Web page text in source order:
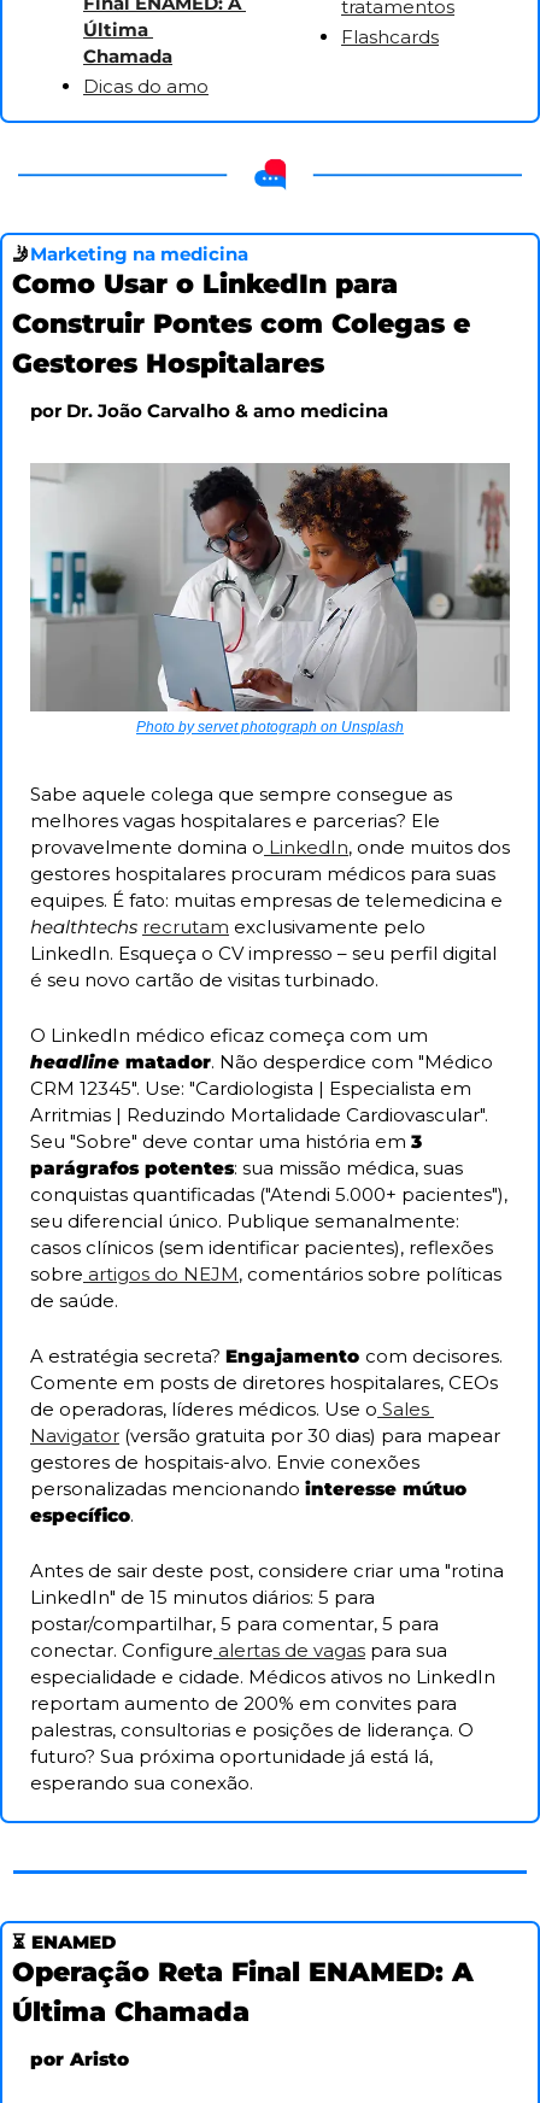
Última
Chamada
Dicas do amo
tratamentos
Flashcards
🤳Marketing na medicina
Como Usar o LinkedIn para
Construir Pontes com Colegas e
Gestores Hospitalares
por Dr. João Carvalho & amo medicina
Photo by servet photograph on Unsplash
Sabe aquele colega que sempre consegue as
melhores vagas hospitalares e parcerias? Ele
provavelmente domina o LinkedIn, onde muitos dos
gestores hospitalares procuram médicos para suas
healthtechs recrutam exclusivamente pelo
LinkedIn. Esqueça o CV impresso – seu perfil digital
é seu novo cartão de visitas turbinado.
headline matador. Não desperdice com "Médico
CRM 12345". Use: "Cardiologista | Especialista em
Arritmias | Reduzindo Mortalidade Cardiovascular".
Seu "Sobre" deve contar uma história em 3
parágrafos potentes: sua missão médica, suas
conquistas quantificadas ("Atendi 5.000+ pacientes"),
seu diferencial único. Publique semanalmente:
casos clínicos (sem identificar pacientes), reflexões
sobre artigos do NEJM, comentários sobre políticas
de saúde.
A estratégia secreta? Engajamento com decisores.
Comente em posts de diretores hospitalares, CEOs
de operadoras, líderes médicos. Use o Sales
Navigator (versão gratuita por 30 dias) para mapear
gestores de hospitais-alvo. Envie conexões
personalizadas mencionando interesse mútuo
específico.
Antes de sair deste post, considere criar uma "rotina
LinkedIn" de 15 minutos diários: 5 para
postar/compartilhar, 5 para comentar, 5 para
conectar. Configure alertas de vagas para sua
especialidade e cidade. Médicos ativos no LinkedIn
reportam aumento de 200% em convites para
palestras, consultorias e posições de liderança. O
futuro? Sua próxima oportunidade já está lá,
esperando sua conexão.
⏳ ENAMED
Operação Reta Final ENAMED: A
Última Chamada
por Aristo